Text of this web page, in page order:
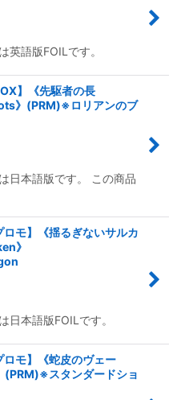
英語版FOILです。
】《先駆者の長
》(PRM)※ロリアンのブ
日本語版です。 この商品
モ】《揺るぎないサルカ
》
日本語版FOILです。
モ】《蛇皮のヴェー
スタンダードショ